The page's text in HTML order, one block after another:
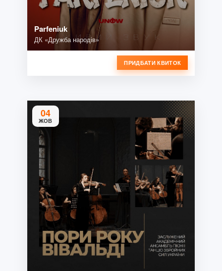
Parfeniuk
ДК «Дружба народів»
ПРИДБАТИ КВИТОК
04
ЖОВ